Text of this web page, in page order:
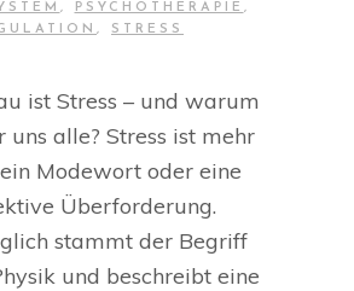
, PSYCHOTHERAPIE ,
, STRESS
ist Stress – und warum
uns alle? Stress ist mehr
Modewort oder eine
Überforderung.
stammt der Begriff
und beschreibt eine